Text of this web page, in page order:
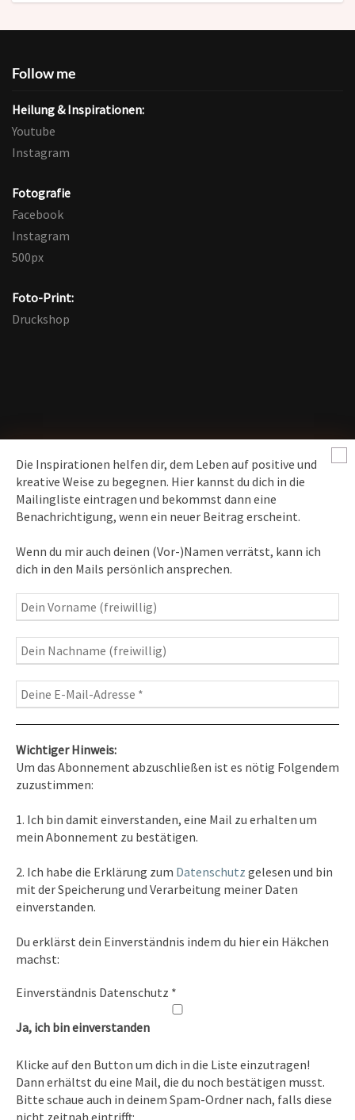
Die Inspirationen helfen dir, dem Leben auf positive und
kreative Weise zu begegnen. Hier kannst du dich in die
Mailingliste eintragen und bekommst dann eine
Benachrichtigung, wenn ein neuer Beitrag erscheint.
Wenn du mir auch deinen (Vor-)Namen verrätst, kann ich
dich in den Mails persönlich ansprechen.
Wichtiger Hinweis:
Um das Abonnement abzuschließen ist es nötig Folgendem
zuzustimmen:
1. Ich bin damit einverstanden, eine Mail zu erhalten um
mein Abonnement zu bestätigen.
2. Ich habe die Erklärung zum Datenschutz gelesen und bin
mit der Speicherung und Verarbeitung meiner Daten
einverstanden.
Du erklärst dein Einverständnis indem du hier ein Häkchen
machst:
Einverständnis Datenschutz *
Ja, ich bin einverstanden
Klicke auf den Button um dich in die Liste einzutragen!
Dann erhältst du eine Mail, die du noch bestätigen musst.
Bitte schaue auch in deinem Spam-Ordner nach, falls diese
nicht zeitnah eintrifft:
Follow me
Heilung & Inspirationen:
Youtube
Instagram
Fotografie
Facebook
Instagram
500px
Foto-Print:
Druckshop
News erhalten
Inspirationen
– Bewusstseins-Impulse, Meditation &
Heilung, Texte & Botschaften
Fotografie– Fotoblog, Kalender, Workshops
Kontakt
Tel. 0351/2681691
E-Mail: info [at ] spirit-on-earth.com
Heilpraxis
Heilpraxis Hirschburger
Rechtliches
Impressum
Datenschutz